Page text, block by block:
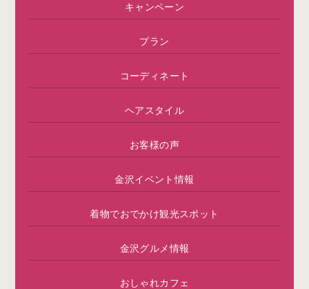
キャンペーン
プラン
コーディネート
ヘアスタイル
お客様の声
金沢イベント情報
着物でおでかけ観光スポット
金沢グルメ情報
おしゃれカフェ